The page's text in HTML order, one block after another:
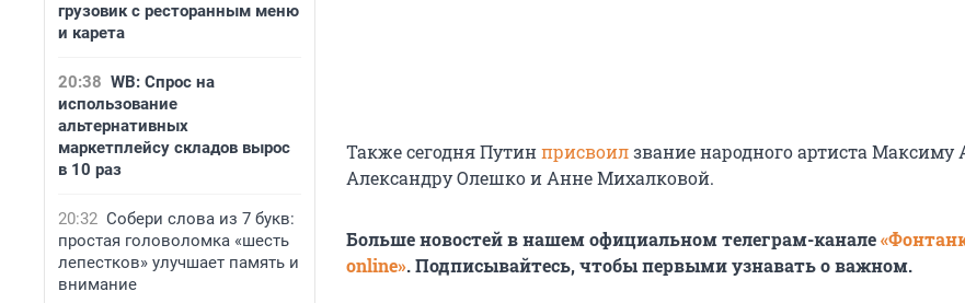
грузовик с ресторанным меню
и карета
20:38 WB: Спрос на
использование
альтернативных
маркетплейсу складов вырос
в 10 раз
20:32 Собери слова из 7 букв:
простая головоломка «шесть
лепестков» улучшает память и
внимание
Также сегодня Путинприсвоилзвание народного артиста Максиму
Александру Олешко и Анне Михалковой.
Больше новостей в нашем официальном телеграм-канале
online». Подписывайтесь, чтобы первыми узнавать о важном.